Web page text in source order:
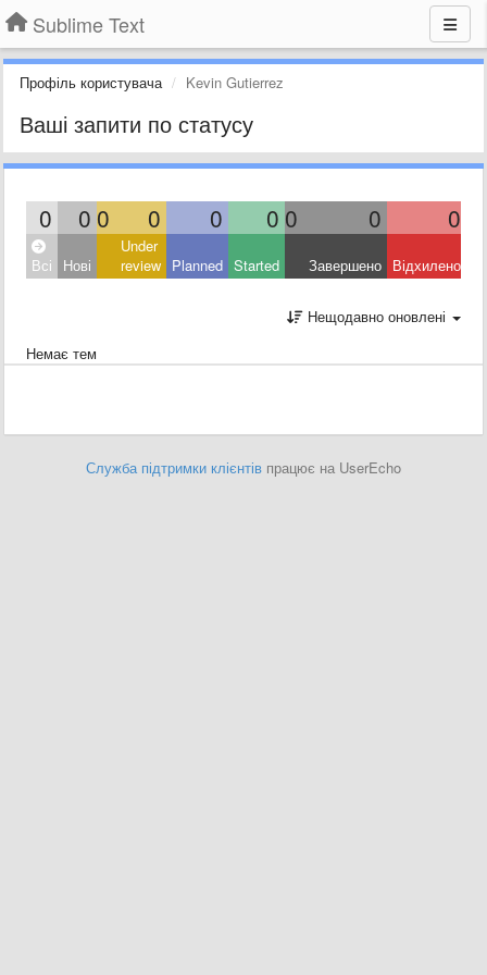
Sublime Text
Профіль користувача Kevin Gutierrez
Ваші запити по статусу
0 0 0 0 0 0 0 0 0
Всі Нові
Under
review Planned Started Завершено Відхилено
Нещодавно оновлені
Немає тем
Служба підтримки клієнтів працює на UserEcho